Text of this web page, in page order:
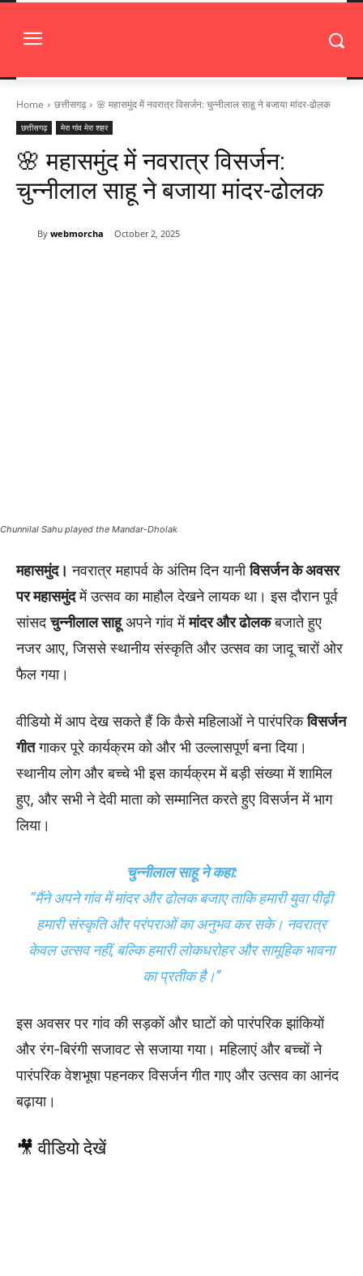
Home छत्तीसगढ़ 🌸 महासमुंद में नवरात्र विसर्जन: चुन्नीलाल साहू ने बजाया मांदर-ढोलक
छत्तीसगढ़ मेरा गांव मेरा शहर
🌸 महासमुंद में नवरात्र विसर्जन:
चुन्नीलाल साहू ने बजाया मांदर-ढोलक
By webmorcha October 2, 2025
Chunnilal Sahu played the Mandar-Dholak
महासमुंद। नवरात्र महापर्व के अंतिम दिन यानीविसर्जन के अवसर
पर महासमुंदमें उत्सव का माहौल देखने लायक था। इस दौरान पूर्व
सांसदचुन्नीलाल साहूअपने गांव मेंमांदर और ढोलकबजाते हुए
नजर आए, जिससे स्थानीय संस्कृति और उत्सव का जादू चारों ओर
फैल गया।
वीडियो में आप देख सकते हैं कि कैसे महिलाओं ने पारंपरिकविसर्जन
गीतगाकर पूरे कार्यक्रम को और भी उल्लासपूर्ण बना दिया।
स्थानीय लोग और बच्चे भी इस कार्यक्रम में बड़ी संख्या में शामिल
हुए, और सभी ने देवी माता को सम्मानित करते हुए विसर्जन में भाग
लिया।
चुन्नीलाल साहू ने कहा:
“मैंने अपने गांव में मांदर और ढोलक बजाए ताकि हमारी युवा पीढ़ी
हमारी संस्कृति और परंपराओं का अनुभव कर सके। नवरात्र
केवल उत्सव नहीं, बल्कि हमारी लोकधरोहर और सामूहिक भावना
का प्रतीक है।”
इस अवसर पर गांव की सड़कों और घाटों को पारंपरिक झांकियों
और रंग-बिरंगी सजावट से सजाया गया। महिलाएं और बच्चों ने
पारंपरिक वेशभूषा पहनकर विसर्जन गीत गाए और उत्सव का आनंद
बढ़ाया।
🎥 वीडियो देखें